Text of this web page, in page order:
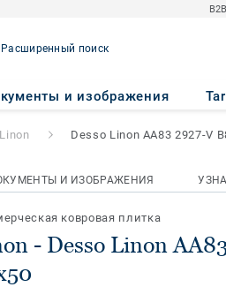
Расширенный поиск
и изображения
V B8 50x50
Linon Desso Linon AA83 2927-V
И ИЗОБРАЖЕНИЯ
ковровая плитка
- Desso Linon